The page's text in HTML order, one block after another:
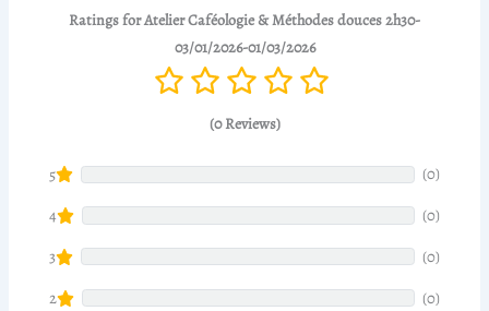
Ratings for Atelier Caféologie & Méthodes douces 2h30-
03/01/2026-01/03/2026
(0 Reviews)
5
(0)
4
(0)
3
(0)
2
(0)